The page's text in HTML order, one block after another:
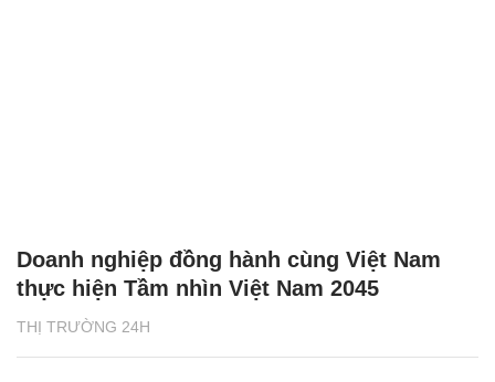
THỊ TRƯỜNG 24H
Doanh nghiệp đồng hành cùng Việt Nam
thực hiện Tầm nhìn Việt Nam 2045